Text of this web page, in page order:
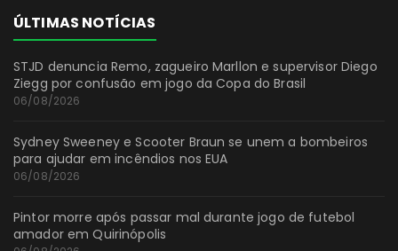
ÚLTIMAS NOTÍCIAS
STJD denuncia Remo, zagueiro Marllon e supervisor Diego
Ziegg por confusão em jogo da Copa do Brasil
06/08/2026
Sydney Sweeney e Scooter Braun se unem a bombeiros
para ajudar em incêndios nos EUA
06/08/2026
Pintor morre após passar mal durante jogo de futebol
amador em Quirinópolis